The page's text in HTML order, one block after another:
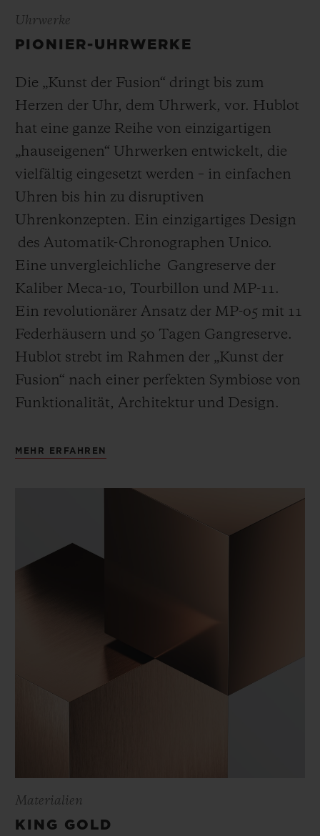
Uhrwerke
PIONIER-UHRWERKE
Die „Kunst der Fusion“ dringt bis zum
Herzen der Uhr, dem Uhrwerk, vor. Hublot
hat eine ganze Reihe von einzigartigen
„hauseigenen“ Uhrwerken entwickelt, die
vielfältig eingesetzt werden – in einfachen
Uhren bis hin zu disruptiven
Uhrenkonzepten. Ein einzigartiges Design
des Automatik-Chronographen Unico.
Eine unvergleichliche Gangreserve der
Kaliber Meca-10, Tourbillon und MP-11.
Ein revolutionärer Ansatz der MP-05 mit 11
Federhäusern und 50 Tagen Gangreserve.
Hublot strebt im Rahmen der „Kunst der
Fusion“ nach einer perfekten Symbiose von
Funktionalität, Architektur und Design.
MEHR ERFAHREN
Materialien
KING GOLD